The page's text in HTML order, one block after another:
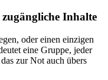
Inhalte
oder einen einzigen
eine Gruppe, jeder
zur Not auch übers